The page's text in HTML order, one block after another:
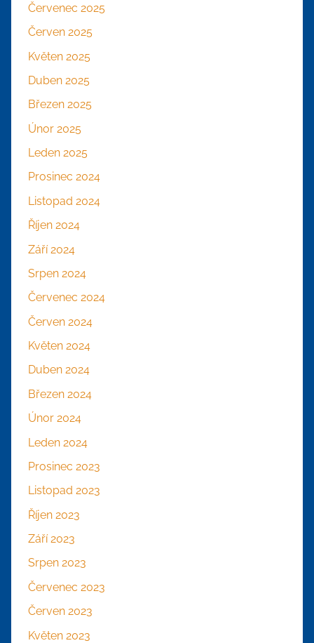
Červenec 2025
Červen 2025
Květen 2025
Duben 2025
Březen 2025
Únor 2025
Leden 2025
Prosinec 2024
Listopad 2024
Říjen 2024
Září 2024
Srpen 2024
Červenec 2024
Červen 2024
Květen 2024
Duben 2024
Březen 2024
Únor 2024
Leden 2024
Prosinec 2023
Listopad 2023
Říjen 2023
Září 2023
Srpen 2023
Červenec 2023
Červen 2023
Květen 2023